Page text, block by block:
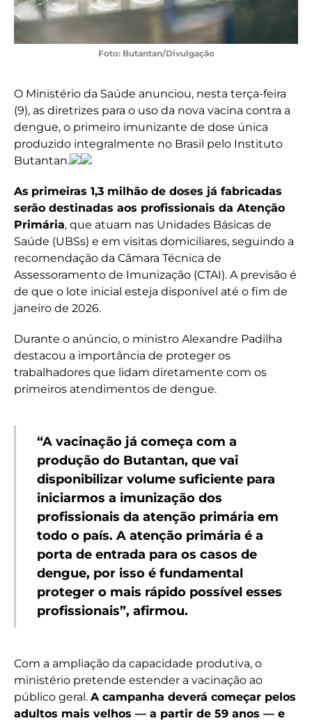
Foto: Butantan/Divulgação
O Ministério da Saúde anunciou, nesta terça-feira
(9), as diretrizes para o uso da nova vacina contra a
dengue, o primeiro imunizante de dose única
produzido integralmente no Brasil pelo Instituto
Butantan.
As primeiras 1,3 milhão de doses já fabricadas
serão destinadas aos profissionais da Atenção
Primária, que atuam nas Unidades Básicas de
Saúde (UBSs) e em visitas domiciliares, seguindo a
recomendação da Câmara Técnica de
Assessoramento de Imunização (CTAI). A previsão é
de que o lote inicial esteja disponível até o fim de
janeiro de 2026.
Durante o anúncio, o ministro Alexandre Padilha
destacou a importância de proteger os
trabalhadores que lidam diretamente com os
primeiros atendimentos de dengue.
“A vacinação já começa com a
produção do Butantan, que vai
disponibilizar volume suficiente para
iniciarmos a imunização dos
profissionais da atenção primária em
todo o país. A atenção primária é a
porta de entrada para os casos de
dengue, por isso é fundamental
proteger o mais rápido possível esses
profissionais”, afirmou.
Com a ampliação da capacidade produtiva, o
ministério pretende estender a vacinação ao
público geral. A campanha deverá começar pelos
adultos mais velhos — a partir de 59 anos — e